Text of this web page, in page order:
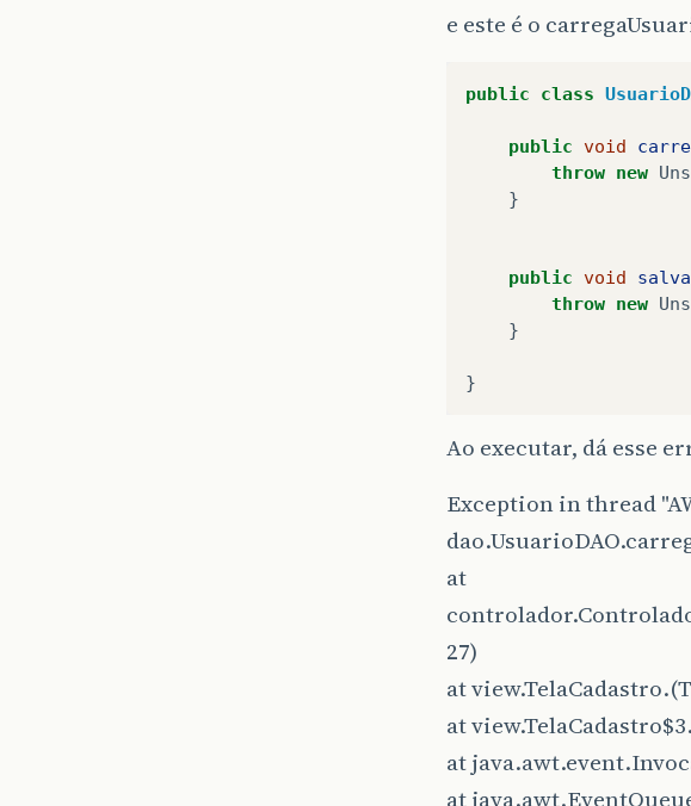
e este é o
public class
public void
throw new
}
public void
throw new
}
}
Ao executar, dá esse
Exception in thread
at
27)
at view.TelaCadastro.
at
at
at